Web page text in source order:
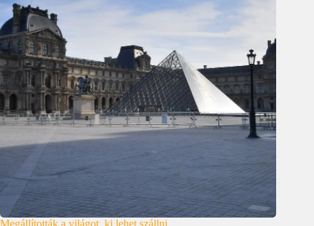
Megállították a világot, ki lehet szállni